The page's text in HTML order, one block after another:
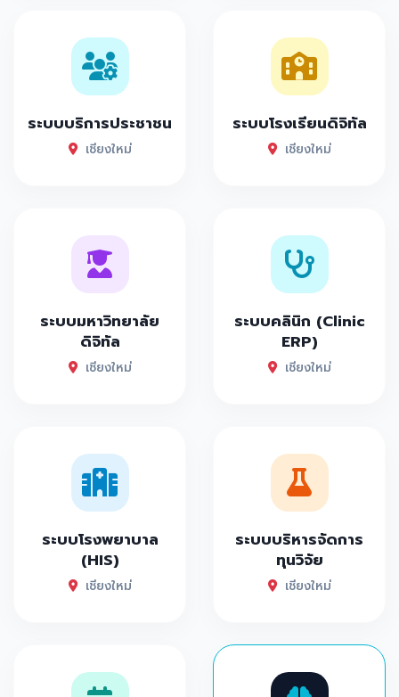
ระบบบริการประชาชน
เชียงใหม่
ระบบโรงเรียนดิจิทัล
เชียงใหม่
ระบบมหาวิทยาลัย
ดิจิทัล
เชียงใหม่
ระบบคลินิก (Clinic
ERP)
เชียงใหม่
ระบบโรงพยาบาล
(HIS)
เชียงใหม่
ระบบบริหารจัดการ
ทุนวิจัย
เชียงใหม่